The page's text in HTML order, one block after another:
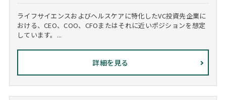
ライフサイエンスおよびヘルスケアに特化したVC投資先企業に
おける、CEO、COO、CFOまたはそれに近いポジションを想定
しています。...
詳細を見る